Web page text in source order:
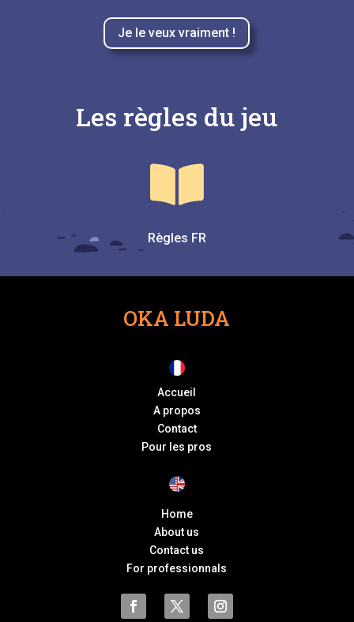
Je le veux vraiment !
Les règles du jeu

Règles FR
OKA LUDA
Accueil
A propos
Contact
Pour les pros
Home
About us
Contact us
For professionnals